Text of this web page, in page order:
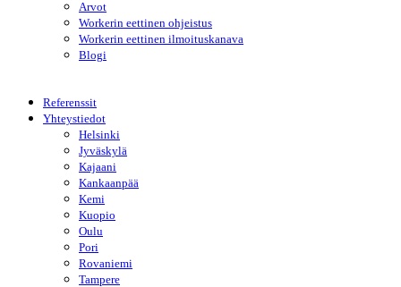
Arvot
Workerin eettinen ohjeistus
Workerin eettinen ilmoituskanava
Blogi
Referenssit
Yhteystiedot
Helsinki
Jyväskylä
Kajaani
Kankaanpää
Kemi
Kuopio
Oulu
Pori
Rovaniemi
Tampere